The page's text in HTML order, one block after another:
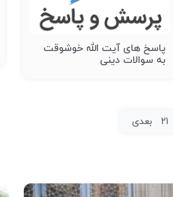
پاسخ های آیت الله خوشوقت
به سوالات دینی
21 بعدی